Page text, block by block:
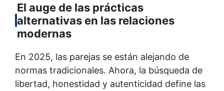
El auge de las prácticas
alternativas en las relaciones
modernas
En 2025, las parejas se están alejando de
normas tradicionales. Ahora, la búsqueda de
libertad, honestidad y autenticidad define las